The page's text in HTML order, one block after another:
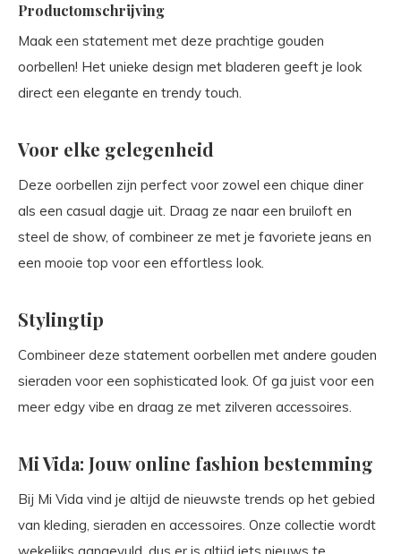
Productomschrijving
Maak een statement met deze prachtige gouden
oorbellen! Het unieke design met bladeren geeft je look
direct een elegante en trendy touch.
Voor elke gelegenheid
Deze oorbellen zijn perfect voor zowel een chique diner
als een casual dagje uit. Draag ze naar een bruiloft en
steel de show, of combineer ze met je favoriete jeans en
een mooie top voor een effortless look.
Stylingtip
Combineer deze statement oorbellen met andere gouden
sieraden voor een sophisticated look. Of ga juist voor een
meer edgy vibe en draag ze met zilveren accessoires.
Mi Vida: Jouw online fashion bestemming
Bij Mi Vida vind je altijd de nieuwste trends op het gebied
van kleding, sieraden en accessoires. Onze collectie wordt